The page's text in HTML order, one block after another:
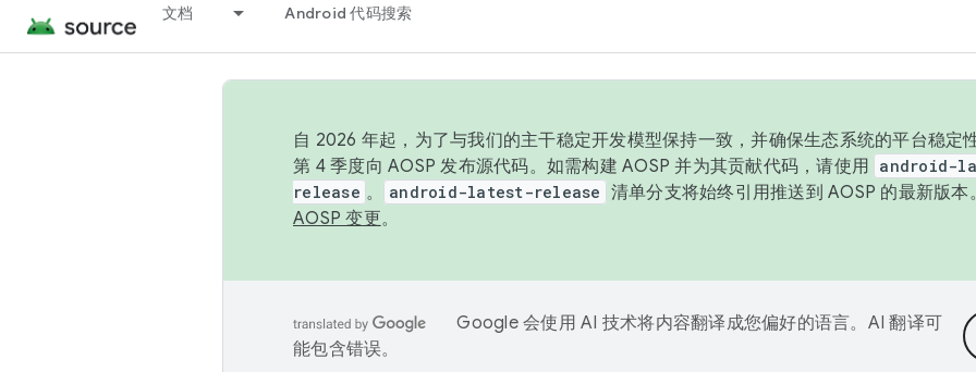
文档 Android 代码搜索
自 2026 年起，为了与我们的主干稳定开发模型保持一致，并确保生态系统的平台稳定
第 4 季度向 AOSP 发布源代码。如需构建 AOSP 并为其贡献代码，请使用 android-
release 。 android-latest-release 清单分支将始终引用推送到 AOSP 的最新版
AOSP 变更。
Google 会使用 AI 技术将内容翻译成您偏好的语言。AI 翻译可
能包含错误。